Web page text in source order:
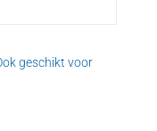
geschikt voor